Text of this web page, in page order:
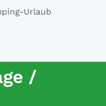
Urlaub
/